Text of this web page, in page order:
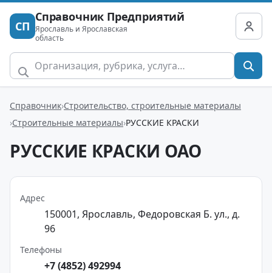
СП
Справочник Предприятий
Ярославль и Ярославская
область
Справочник Строительство, строительные материалы
Строительные материалы РУССКИЕ КРАСКИ
РУССКИЕ КРАСКИ ОАО
Адрес
150001, Ярославль, Федоровская Б. ул., д.
96
Телефоны
+7 (4852) 492994